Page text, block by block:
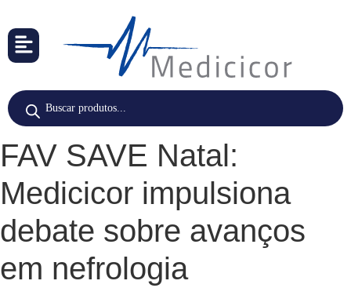
FAV SAVE Natal:
Medicicor impulsiona
debate sobre avanços
em nefrologia